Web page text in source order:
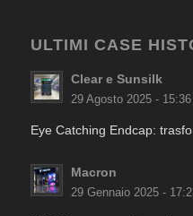
ULTIMI CASE
Clear e Sunsilk
29 Agosto 2025 - 15:36
Eye Catching Endcap:
Macron
29 Gennaio 2025 -